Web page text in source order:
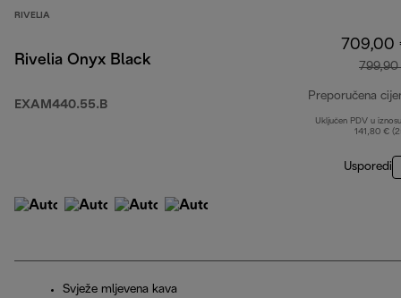
RIVELIA
Rivelia Onyx Black
EXAM440.55.B
709,00
Preporučena
Uključen PDV u
141,80 €
Usporedi
Svježe mljevena kava